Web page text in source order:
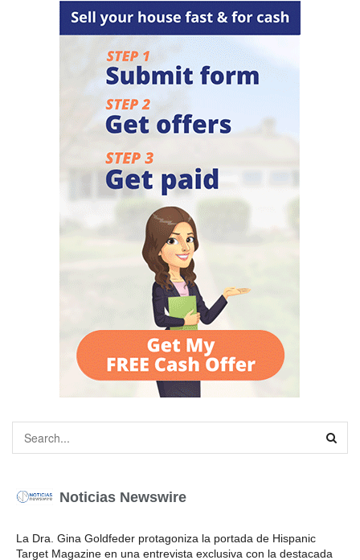
Noticias Newswire
La Dra. Gina Goldfeder protagoniza la portada de Hispanic
Target Magazine en una entrevista exclusiva con la destacada